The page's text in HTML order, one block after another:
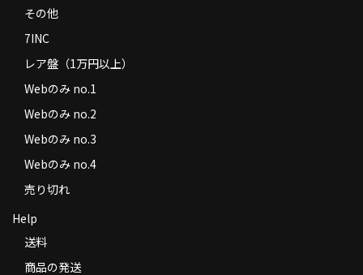
その他
7INC
レア盤（1万円以上）
Webのみ no.1
Webのみ no.2
Webのみ no.3
Webのみ no.4
売り切れ
Help
送料
商品の発送